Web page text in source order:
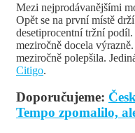
Mezi nejprodávanějšími
Opět se na první místě drží
desetiprocentní tržní
meziročně docela
meziročně polepšila.
Citigo.
Doporučujeme:
Tempo zpomalilo,